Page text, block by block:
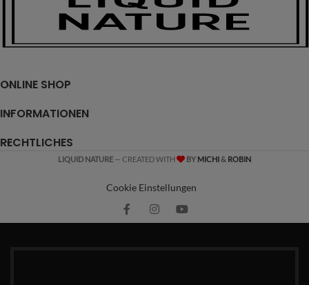
ONLINE SHOP
INFORMATIONEN
RECHTLICHES
LIQUID NATURE — CREATED WITH BY MICHI& ROBIN
Cookie Einstellungen